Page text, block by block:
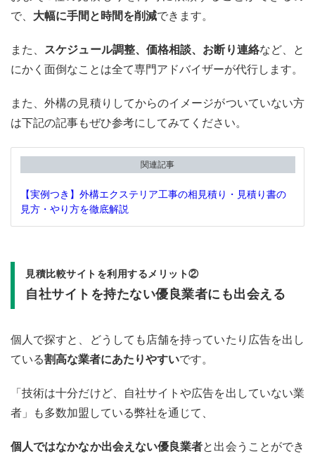
で、 大幅に手間と時間を削減できます。
また、 スケジュール調整、価格相談、お断り連絡など、と
にかく面倒なことは全て専門アドバイザーが代行します。
また、外構の見積りしてからのイメージがついていない方
は下記の記事もぜひ参考にしてみてください。
関連記事
【実例つき】外構エクステリア工事の相見積り・見積り書の
見方・やり方を徹底解説
見積比較サイトを利用するメリット②
自社サイトを持たない優良業者にも出会える
個人で探すと、どうしても店舗を持っていたり広告を出し
ている割高な業者にあたりやすいです。
「技術は十分だけど、自社サイトや広告を出していない業
者」も多数加盟している弊社を通じて、
個人ではなかなか出会えない優良業者と出会うことができ